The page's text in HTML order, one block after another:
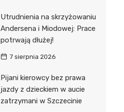
Utrudnienia na skrzyżowaniu
Andersena i Miodowej: Prace
potrwają dłużej!
7 sierpnia 2026
Pijani kierowcy bez prawa
jazdy z dzieckiem w aucie
zatrzymani w Szczecinie